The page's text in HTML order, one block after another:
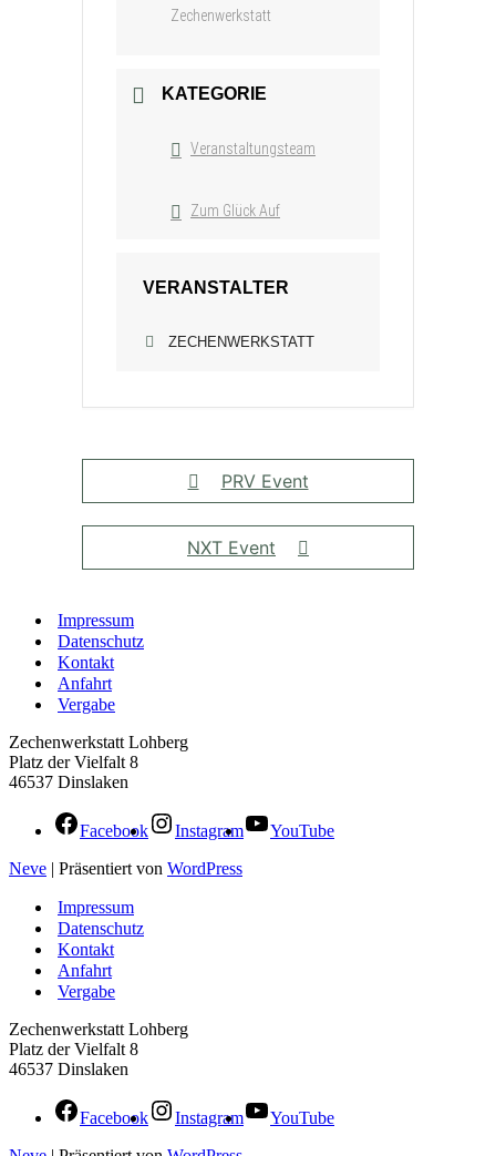
Zechenwerkstatt
KATEGORIE
Veranstaltungsteam
Zum Glück Auf
VERANSTALTER
ZECHENWERKSTATT
PRV Event
NXT Event
Impressum
Datenschutz
Kontakt
Anfahrt
Vergabe
Zechenwerkstatt Lohberg
Platz der Vielfalt 8
46537 Dinslaken
Facebook Instagram
YouTube
Neve | Präsentiert von WordPress
Impressum
Datenschutz
Kontakt
Anfahrt
Vergabe
Zechenwerkstatt Lohberg
Platz der Vielfalt 8
46537 Dinslaken
Facebook Instagram
YouTube